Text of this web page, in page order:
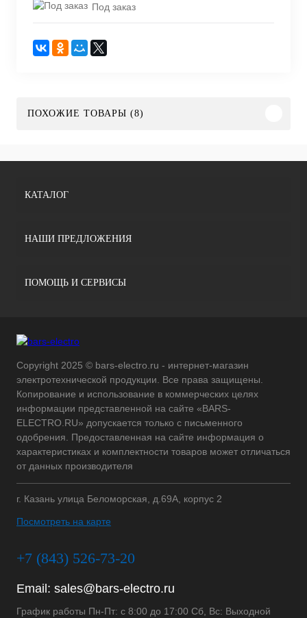
Под заказ
ПОХОЖИЕ ТОВАРЫ (8)
КАТАЛОГ
НАШИ ПРЕДЛОЖЕНИЯ
ПОМОЩЬ И СЕРВИСЫ
Copyright 2025 © bars-electro.ru - интернет-магазин
электротехнической продукции. Все права защищены.
Копирование и использование в коммерческих целях
информации представленной на сайте «BARS-
ELECTRO.RU» допускается только с письменного
одобрения. Предоставленная на сайте информация о
характеристиках и комплектности товаров может отличаться
от данных производителя
г. Казань улица Беломорская, д.69А, корпус 2
Посмотреть на карте
+7 (843) 526-73-20
Email: sales@bars-electro.ru
График работы Пн-Пт: с 8:00 до 17:00 Сб, Вс: Выходной